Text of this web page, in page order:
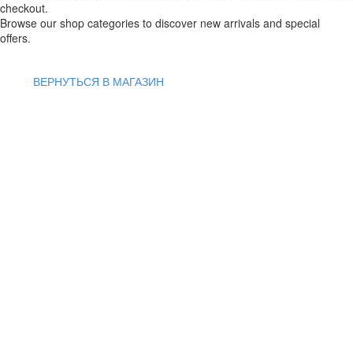
checkout.
Browse our shop categories to discover new arrivals and special
offers.
ВЕРНУТЬСЯ В МАГАЗИН